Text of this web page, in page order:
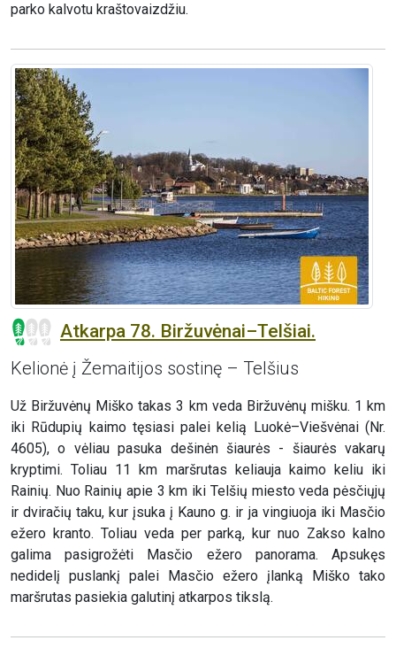
parko kalvotu kraštovaizdžiu.
Atkarpa 78. Biržuvėnai–Telšiai.
Kelionė į Žemaitijos sostinę – Telšius
Už Biržuvėnų Miško takas 3 km veda Biržuvėnų mišku. 1 km
iki Rūdupių kaimo tęsiasi palei kelią Luokė–Viešvėnai (Nr.
4605), o vėliau pasuka dešinėn šiaurės - šiaurės vakarų
kryptimi. Toliau 11 km maršrutas keliauja kaimo keliu iki
Rainių. Nuo Rainių apie 3 km iki Telšių miesto veda pėsčiųjų
ir dviračių taku, kur įsuka į Kauno g. ir ja vingiuoja iki Masčio
ežero kranto. Toliau veda per parką, kur nuo Zakso kalno
galima pasigrožėti Masčio ežero panorama. Apsukęs
nedidelį puslankį palei Masčio ežero įlanką Miško tako
maršrutas pasiekia galutinį atkarpos tikslą.